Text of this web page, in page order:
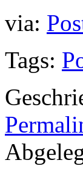
via:
Tags: